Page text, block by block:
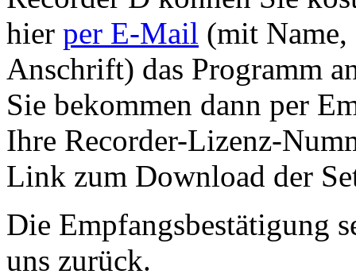
hier per E-Mail (mit Name,
Anschrift) das Programm
Sie bekommen dann per
Ihre Recorder-Lizenz-
Link zum Download der
Die Empfangsbestätigung
uns zurück.